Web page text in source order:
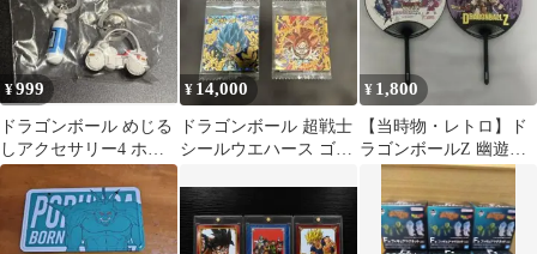
¥999
ドラゴンボール めじる
しアクセサリー4 ホイ
ポイカプセル ブルマ
のバイク
¥ 14,000
ドラゴンボール 超戦士
シールウエハース ゴジ
¥ 1,800
【当時物・レトロ】ド
ラゴンボールZ 幽遊白
書 アニメうちわ 2点ま
とめ売り